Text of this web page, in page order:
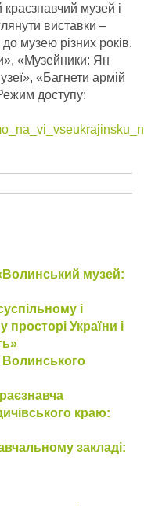
музей і
виставки –
музею різних років.
«Музейники: Ян
«Багнети армій
доступу:
музей:
і
просторі України і
Волинського
краю:
закладі: